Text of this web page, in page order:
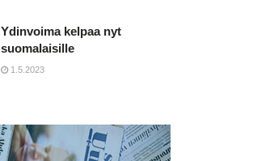
Ydinvoima kelpaa nyt
suomalaisille
1.5.2023